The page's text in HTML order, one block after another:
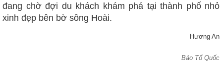
đang chờ đợi du khách khám phá tại thành phố nhỏ
xinh đẹp bên bờ sông Hoài.
Hương An
Báo Tổ Quốc